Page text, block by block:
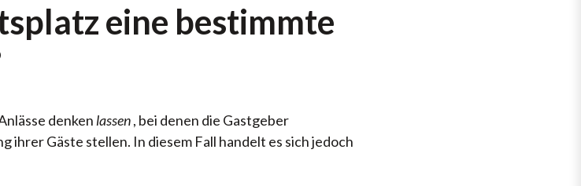
eine bestimmte
denken lassen, bei denen die Gastgeber
ihrer Gäste stellen. In diesem Fall handelt es sich jedoch